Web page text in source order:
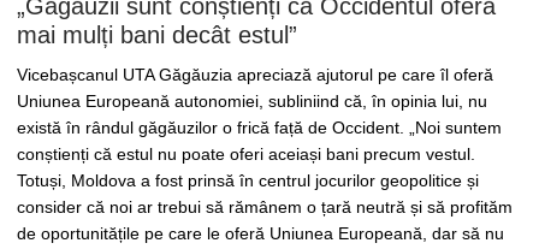
„Găgăuzii sunt conștienți că Occidentul oferă
mai mulți bani decât estul”
Vicebașcanul UTA Găgăuzia apreciază ajutorul pe care îl oferă
Uniunea Europeană autonomiei, subliniind că, în opinia lui, nu
există în rândul găgăuzilor o frică față de Occident. „Noi suntem
conștienți că estul nu poate oferi aceiași bani precum vestul.
Totuși, Moldova a fost prinsă în centrul jocurilor geopolitice și
consider că noi ar trebui să rămânem o țară neutră și să profităm
de oportunitățile pe care le oferă Uniunea Europeană, dar să nu